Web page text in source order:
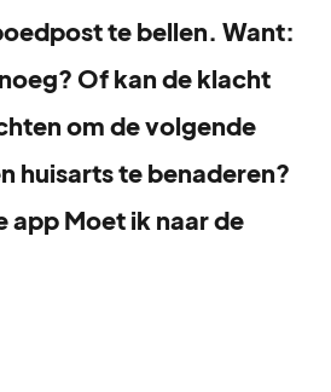
te bellen. Want:
Of kan de klacht
om de volgende
huisarts te benaderen?
app Moet ik naar de